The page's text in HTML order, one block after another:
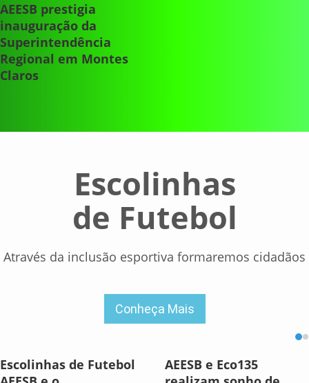
AEESB prestigia
inauguração da
Superintendência
Regional em Montes
Claros
Escolinhas
de Futebol
Através da inclusão esportiva formaremos cidadãos
Conheça Mais
Escolinhas de Futebol
AEESB e Eco135